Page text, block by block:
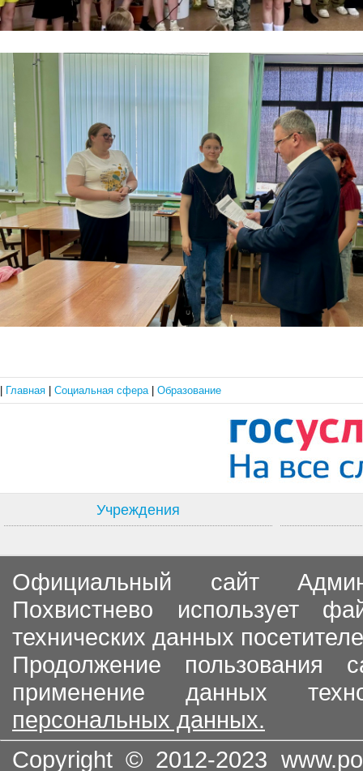
Главная Социальная сфера Образование
Учреждения
Официальный сайт
Похвистнево использует
технических данных
Продолжение пользования
применение данных
персональных данных.
Copyright © 2012-2023